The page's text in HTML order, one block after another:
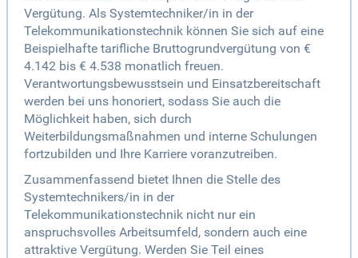
Vergütung. Als Systemtechniker/in in der
Telekommunikationstechnik können Sie sich auf eine
Beispielhafte tarifliche Bruttogrundvergütung von €
4.142 bis € 4.538 monatlich freuen.
Verantwortungsbewusstsein und Einsatzbereitschaft
werden bei uns honoriert, sodass Sie auch die
Möglichkeit haben, sich durch
Weiterbildungsmaßnahmen und interne Schulungen
fortzubilden und Ihre Karriere voranzutreiben.
Zusammenfassend bietet Ihnen die Stelle des
Systemtechnikers/in in der
Telekommunikationstechnik nicht nur ein
anspruchsvolles Arbeitsumfeld, sondern auch eine
attraktive Vergütung. Werden Sie Teil eines